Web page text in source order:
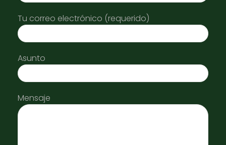
Tu correo electrónico (requerido)
Asunto
Mensaje